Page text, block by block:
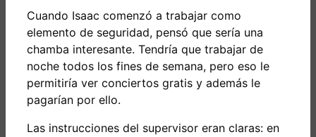
Cuando Isaac comenzó a trabajar como
elemento de seguridad, pensó que sería una
chamba interesante. Tendría que trabajar de
noche todos los fines de semana, pero eso le
permitiría ver conciertos gratis y además le
pagarían por ello.
Las instrucciones del supervisor eran claras: en